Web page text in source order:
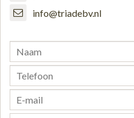
info@triadebv.nl